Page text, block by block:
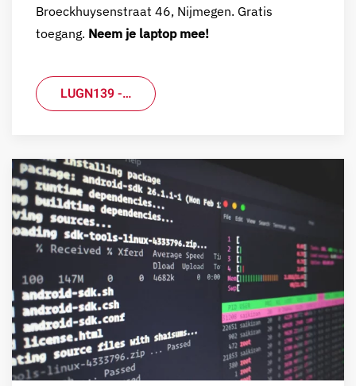
Broeckhuysenstraat 46, Nijmegen. Gratis
toegang. Neem je laptop mee!
LUGN139 -…